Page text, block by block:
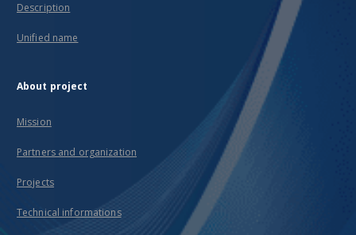
Description
Unified name
About project
Mission
Partners and organization
Projects
Technical informations